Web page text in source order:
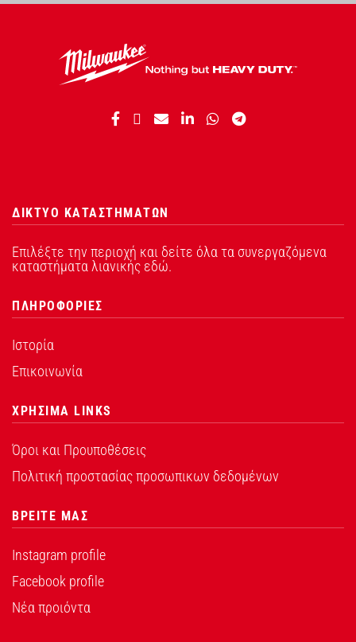
ΔΙΚΤΥΟ ΚΑΤΑΣΤΗΜΑΤΩΝ
Επιλέξτε την περιοχή και δείτε όλα τα συνεργαζόμενα
καταστήματα λιανικής εδώ.
ΠΛΗΡΟΦΟΡΙΕΣ
Ιστορία
Επικοινωνία
ΧΡΗΣΙΜΑ LINKS
Όροι και Προυποθέσεις
Πολιτική προστασίας προσωπικων δεδομένων
ΒΡΕΙΤΕ ΜΑΣ
Instagram profile
Facebook profile
Νέα προιόντα